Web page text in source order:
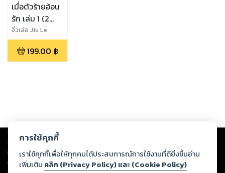
เมื่อตัวร้ายอ้อน
รัก เล่ม 1 (2
เล่มจบ)
จิ่วเล่อ Jiu Le
199.00 ฿
Copyright © 2026
ต่อผลงานหรือเนื้อหาใดที่อัปโหลดผ่านเว็บไซต์และปรากฏว่าละเมิดสิทธิใน
ทรัพย์สินทางปัญญาของบุคคลอื่นหรือขัดต่อกฎหมายและศีลธรรม ดังนั้น ผู้อ่าน
ทุกท่านโปรดใช้วิจารณญาณในการกลั่นกรองด้วยตนเอง และหากท่านพบว่าส่วน
การใช้คุกกี้
เราใช้คุกกี้เพื่อให้ทุกคนได้ประสบการณ์การใช้งานที่ดียิ่งขึ้นอ่าน
เพิ่มเติม คลิก (Privacy Policy) และ (Cookie Policy)